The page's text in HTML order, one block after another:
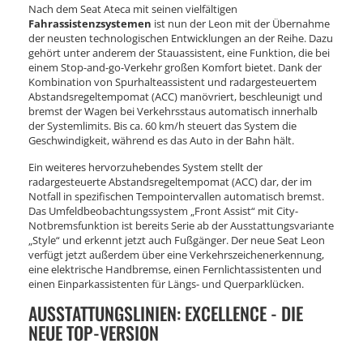
Nach dem Seat Ateca mit seinen vielfältigen
Fahrassistenzsystemen ist nun der Leon mit der Übernahme
der neusten technologischen Entwicklungen an der Reihe. Dazu
gehört unter anderem der Stauassistent, eine Funktion, die bei
einem Stop-and-go-Verkehr großen Komfort bietet. Dank der
Kombination von Spurhalteassistent und radargesteuertem
Abstandsregeltempomat (ACC) manövriert, beschleunigt und
bremst der Wagen bei Verkehrsstaus automatisch innerhalb
der Systemlimits. Bis ca. 60 km/h steuert das System die
Geschwindigkeit, während es das Auto in der Bahn hält.
Ein weiteres hervorzuhebendes System stellt der
radargesteuerte Abstandsregeltempomat (ACC) dar, der im
Notfall in spezifischen Tempointervallen automatisch bremst.
Das Umfeldbeobachtungssystem „Front Assist“ mit City-
Notbremsfunktion ist bereits Serie ab der Ausstattungsvariante
„Style“ und erkennt jetzt auch Fußgänger. Der neue Seat Leon
verfügt jetzt außerdem über eine Verkehrszeichenerkennung,
eine elektrische Handbremse, einen Fernlichtassistenten und
einen Einparkassistenten für Längs- und Querparklücken.
AUSSTATTUNGSLINIEN: EXCELLENCE - DIE
NEUE TOP-VERSION